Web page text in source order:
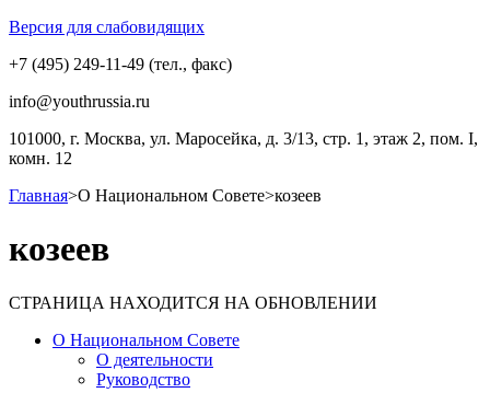
Версия для слабовидящих
+7 (495) 249-11-49 (тел., факс)
info@youthrussia.ru
101000, г. Москва, ул. Маросейка, д. 3/13, стр. 1, этаж 2, пом. I,
комн. 12
Главная>О Национальном Совете>козеев
козеев
СТРАНИЦА НАХОДИТСЯ НА ОБНОВЛЕНИИ
О Национальном Совете
О деятельности
Руководство